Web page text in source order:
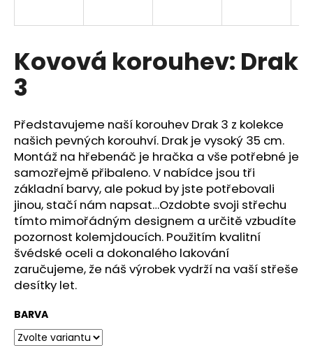
Kovová korouhev: Drak
3
Představujeme naší korouhev Drak 3 z kolekce
našich pevných korouhví. Drak je vysoký 35 cm.
Montáž na hřebenáč je hračka a vše potřebné je
samozřejmě přibaleno. V nabídce jsou tři
základní barvy, ale pokud by jste potřebovali
jinou, stačí nám napsat…Ozdobte svoji střechu
tímto mimořádným designem a určitě vzbudíte
pozornost kolemjdoucích. Použitím kvalitní
švédské oceli a dokonalého lakování
zaručujeme, že náš výrobek vydrží na vaší střeše
desítky let.
BARVA
í
t
?
HLEDAT
D
o
p
o
r
č
u
j